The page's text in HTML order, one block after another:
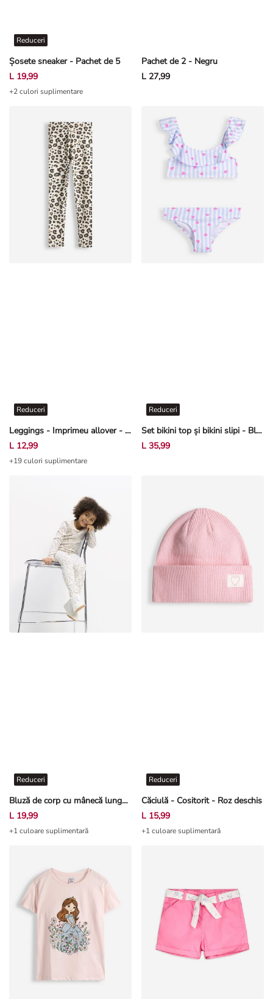
Șosete sneaker - Pachet de 5
Reduceri
L 19,99
+2 culori suplimentare
Pachet de 2 - Negru
L 27,99
Leggings - Imprimeu allover - Bej
Reduceri
L 12,99
+19 culori suplimentare
Set bikini top și bikini slipi - Bluză în dungi - Alb
Reduceri
L 35,99
Bluză de corp cu mânecă lungă - Structură cu nervuri - Alb-crem deschis
Reduceri
L 19,99
+1 culoare suplimentară
Căciulă - Cositorit - Roz deschis
Reduceri
L 15,99
+1 culoare suplimentară